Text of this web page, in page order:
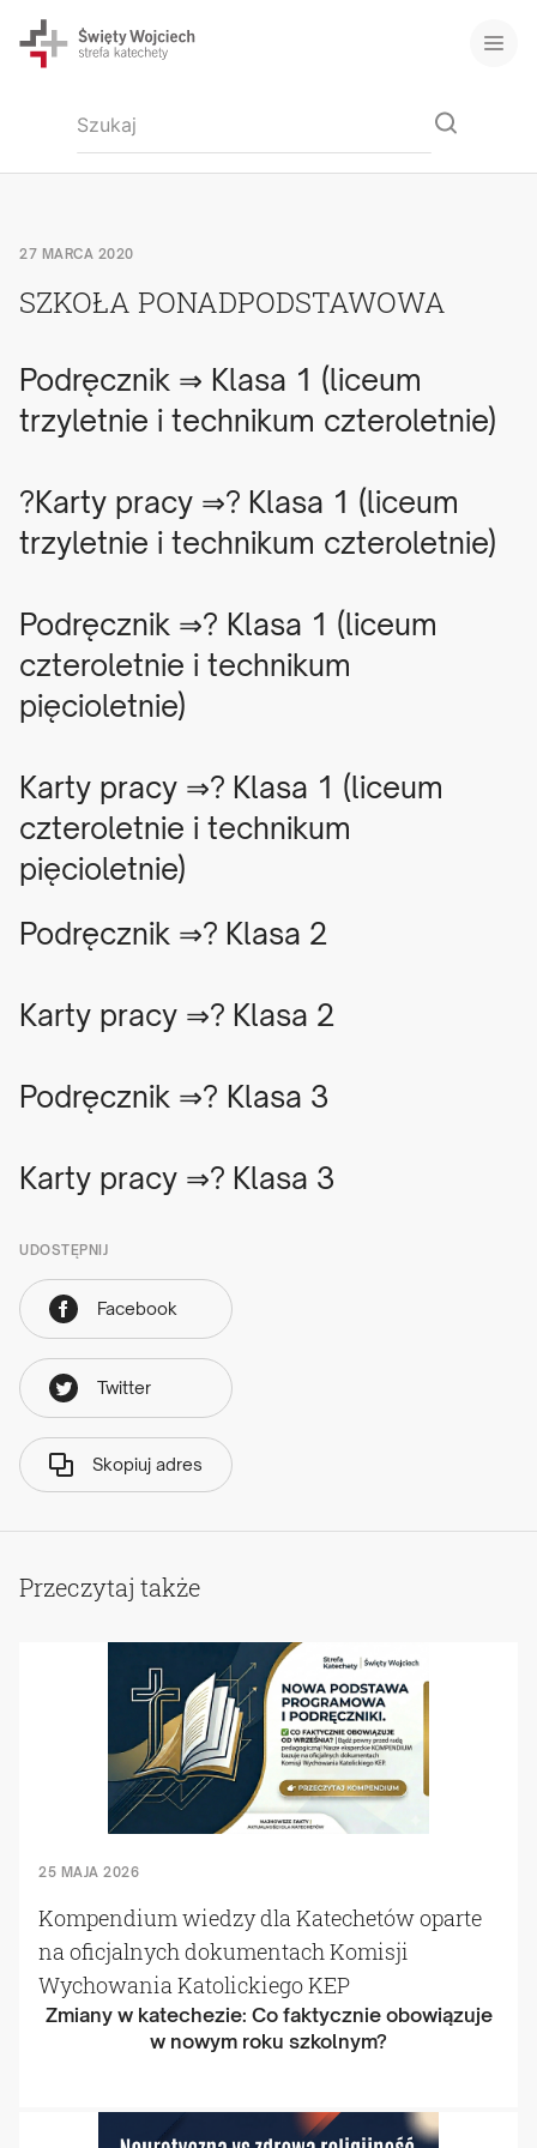
27 MARCA 2020
SZKOŁA PONADPODSTAWOWA
Podręcznik ⇒ Klasa 1 (liceum
trzyletnie i technikum czteroletnie)
?Karty pracy ⇒? Klasa 1 (liceum
trzyletnie i technikum czteroletnie)
Podręcznik ⇒? Klasa 1 (liceum
czteroletnie i technikum
pięcioletnie)
Karty pracy ⇒? Klasa 1 (liceum
czteroletnie i technikum
pięcioletnie)
Podręcznik ⇒? Klasa 2
Karty pracy ⇒? Klasa 2
Podręcznik ⇒? Klasa 3
Karty pracy ⇒? Klasa 3
UDOSTĘPNIJ
Facebook
Twitter
Skopiuj adres
Przeczytaj także
25 MAJA 2026
Kompendium wiedzy dla Katechetów oparte
na oficjalnych dokumentach Komisji
Wychowania Katolickiego KEP
Zmiany w katechezie: Co faktycznie obowiązuje
w nowym roku szkolnym?